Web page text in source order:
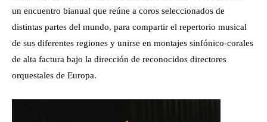
un encuentro bianual que reúne a coros seleccionados de
distintas partes del mundo, para compartir el repertorio musical
de sus diferentes regiones y unirse en montajes sinfónico-corales
de alta factura bajo la dirección de reconocidos directores
orquestales de Europa.